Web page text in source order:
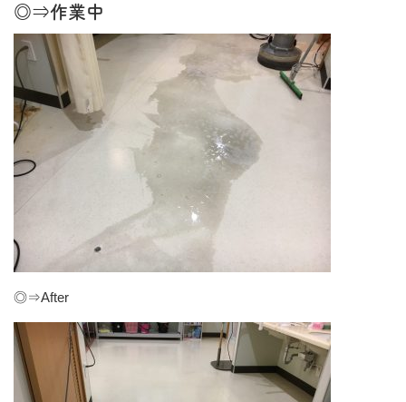
◎⇒作業中
◎⇒After